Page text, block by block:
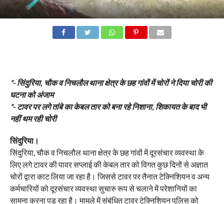
*- सिंदुरिया, चौक व निचलौल थाना क्षेत्र के छह गांवों में चोरों ने दिया चोरी की
घटना को अंजाम
*- टावर पर लगे तांबे का केबल तार को बना रहे निशाना, शिकायत के बाद भी
नहीं थम रही चोरी
सिंदुरिया।
सिंदुरिया, चौक व निचलौल थाना क्षेत्र के छह गांवों में दूरसंचार व्यवस्था के
लिए लगे टावर की पावर सप्लाई की केबल तार को विगत कुछ दिनों से अज्ञात
चोरों द्वारा काट लिया जा रहा है। जिससे टावर पर तैनात टेक्निशियन व अन्य
कर्मचारियों को दूरसंचार व्यवस्था सुचारु रूप से चलाने में परेशानियों का
सामना करना पड़ रहा है। मामले में संबंधित टावर टेक्निशियन पुलिस को